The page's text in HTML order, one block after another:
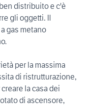
distribuito e c'è
gli oggetti. Il
gas metano
per la massima
di ristrutturazione,
la casa dei
di ascensore,